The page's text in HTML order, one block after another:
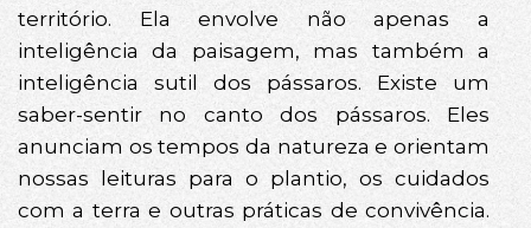
território. Ela envolve não apenas a
inteligência da paisagem, mas também a
inteligência sutil dos pássaros. Existe um
saber-sentir no canto dos pássaros. Eles
anunciam os tempos da natureza e orientam
nossas leituras para o plantio, os cuidados
com a terra e outras práticas de convivência.